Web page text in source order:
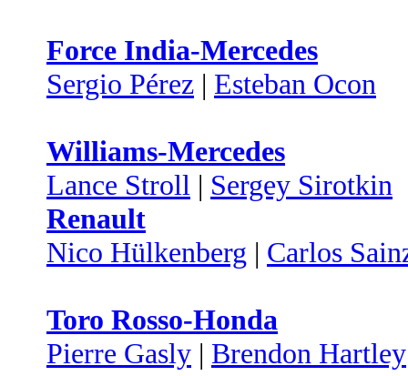
Force India-Mercedes
Sergio Pérez | Esteban Ocon
Williams-Mercedes
Lance Stroll | Sergey Sirotkin
Renault
Nico Hülkenberg | Carlos
Toro Rosso-Honda
Pierre Gasly | Brendon Hartley